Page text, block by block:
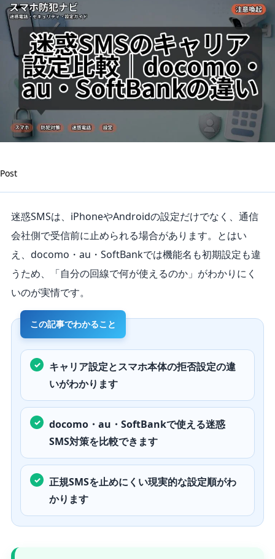
Post
迷惑SMSは、iPhoneやAndroidの設定だけでなく、通信
会社側で受信前に止められる場合があります。とはい
え、docomo・au・SoftBankでは機能名も初期設定も違
うため、「自分の回線で何が使えるのか」がわかりにく
いのが実情です。
キャリア設定とスマホ本体の拒否設定の違
いがわかります
docomo・au・SoftBankで使える迷惑
SMS対策を比較できます
正規SMSを止めにくい現実的な設定順がわ
かります